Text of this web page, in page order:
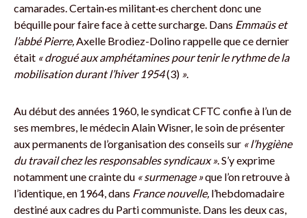
camarades. Certain·es militant·es cherchent donc une
béquille pour faire face à cette surcharge. Dans Emmaüs et
l’abbé Pierre, Axelle Brodiez-Dolino rappelle que ce dernier
était « drogué aux amphétamines pour tenir le rythme de la
mobilisation durant l’hiver 1954(3) ».
Au début des années 1960, le syndicat CFTC confie à l’un de
ses membres, le médecin Alain Wisner, le soin de présenter
aux permanents de l’organisation des conseils sur « l’hygiène
du travail chez les responsables syndicaux ». S’y exprime
notamment une crainte du « surmenage »que l’on retrouve à
l’identique, en 1964, dans France nouvelle, l’hebdomadaire
destiné aux cadres du Parti communiste. Dans les deux cas,